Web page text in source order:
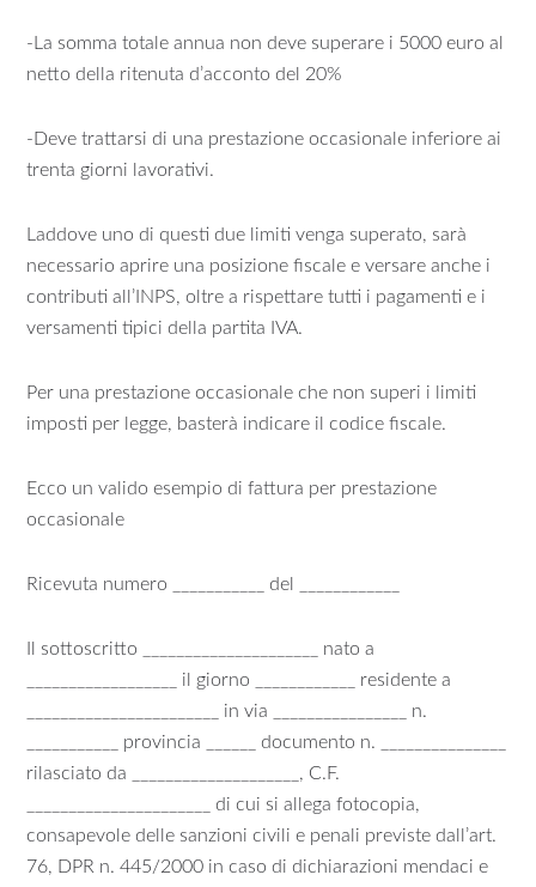
-La somma totale annua non deve superare i 5000 euro al
netto della ritenuta d’acconto del 20%
-Deve trattarsi di una prestazione occasionale inferiore ai
trenta giorni lavorativi.
Laddove uno di questi due limiti venga superato, sarà
necessario aprire una posizione fiscale e versare anche i
contributi all’INPS, oltre a rispettare tutti i pagamenti e i
versamenti tipici della partita IVA.
Per una prestazione occasionale che non superi i limiti
imposti per legge, basterà indicare il codice fiscale.
Ecco un valido esempio di fattura per prestazione
occasionale
Ricevuta numero ___________ del ____________
Il sottoscritto _____________________ nato a
__________________ il giorno ____________ residente a
_______________________ in via ________________ n.
___________ provincia ______ documento n. _______________
rilasciato da ____________________, C.F.
______________________ di cui si allega fotocopia,
consapevole delle sanzioni civili e penali previste dall’art.
76, DPR n. 445/2000 in caso di dichiarazioni mendaci e